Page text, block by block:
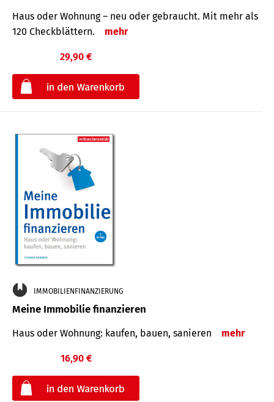
Haus oder Wohnung – neu oder gebraucht. Mit mehr als
120 Check­blättern.
mehr
29,90 €
IMMOBILIENFINANZIERUNG
Meine Immobilie finanzieren
Haus oder Wohnung: kaufen, bauen, sanieren mehr
16,90 €